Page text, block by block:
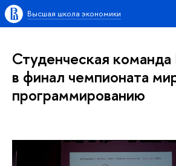
Высшая школа экономики
Студенческая
в финал чемпионата
программированию